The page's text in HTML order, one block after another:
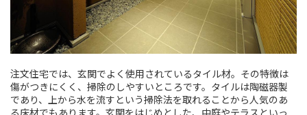
注文住宅では、玄関でよく使用されているタイル材。その特徴は
傷がつきにくく、掃除のしやすいところです。タイルは陶磁器製
であり、上から水を流すという掃除法を取れることから人気のあ
る床材でもあります。玄関をはじめとした、中庭やテラスといっ